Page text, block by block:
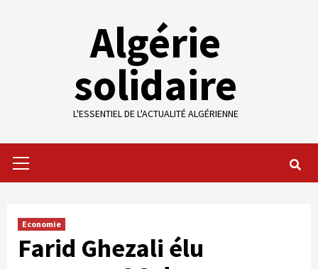
Algérie
solidaire
L'ESSENTIEL DE L'ACTUALITÉ ALGÉRIENNE
Menu
Economie
Farid Ghezali élu